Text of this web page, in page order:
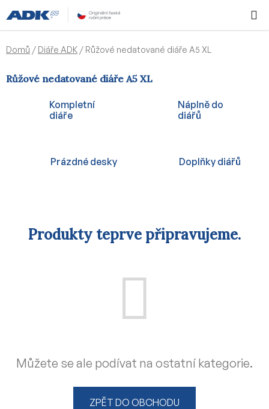
na
obsah
KOŠÍK
Domů / Diáře ADK / Růžové nedatované diáře A5 XL
Růžové nedatované diáře A5 XL
Kompletní
diáře
Náplně do
diářů
Prázdné desky Doplňky diářů
Produkty teprve připravujeme.
Můžete se ale podívat na ostatní kategorie.
ZPĚT DO OBCHODU